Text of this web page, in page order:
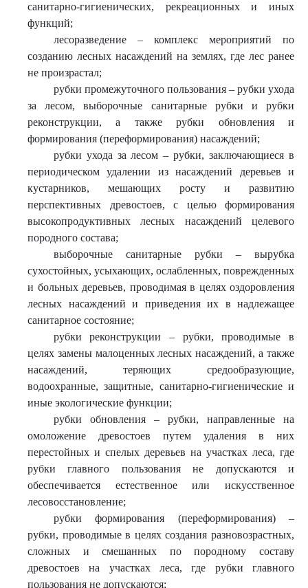
санитарно-гигиенических, рекреационных и иных
функций;
лесоразведение – комплекс мероприятий по
созданию лесных насаждений на землях, где лес ранее
не произрастал;
рубки промежуточного пользования – рубки ухода
за лесом, выборочные санитарные рубки и рубки
реконструкции, а также рубки обновления и
формирования (переформирования) насаждений;
рубки ухода за лесом – рубки, заключающиеся в
периодическом удалении из насаждений деревьев и
кустарников, мешающих росту и развитию
перспективных древостоев, с целью формирования
высокопродуктивных лесных насаждений целевого
породного состава;
выборочные санитарные рубки – вырубка
сухостойных, усыхающих, ослабленных, поврежденных
и больных деревьев, проводимая в целях оздоровления
лесных насаждений и приведения их в надлежащее
санитарное состояние;
рубки реконструкции – рубки, проводимые в
целях замены малоценных лесных насаждений, а также
насаждений, теряющих средообразующие,
водоохранные, защитные, санитарно-гигиенические и
иные экологические функции;
рубки обновления – рубки, направленные на
омоложение древостоев путем удаления в них
перестойных и спелых деревьев на участках леса, где
рубки главного пользования не допускаются и
обеспечивается естественное или искусственное
лесовосстановление;
рубки формирования (переформирования) –
рубки, проводимые в целях создания разновозрастных,
сложных и смешанных по породному составу
древостоев на участках леса, где рубки главного
пользования не допускаются;